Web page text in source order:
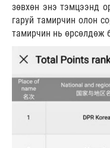
зөвхөн энэ тэмцээнд
гаруй тамирчин олон
тамирчин нь өрсөлдөж